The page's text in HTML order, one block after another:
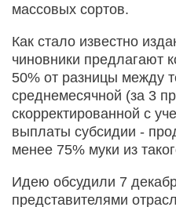
массовых сортов.
Как стало известно
чиновники предлагают
50% от разницы между
среднемесячной (за 3
скорректированной с
выплаты субсидии -
менее 75% муки из
Идею обсудили 7
представителями